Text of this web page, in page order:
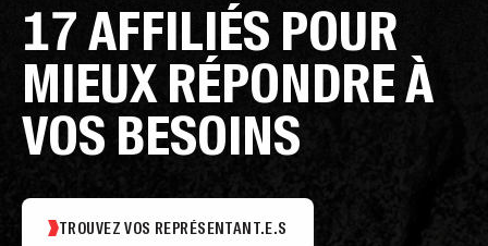
17 AFFILIÉS POUR
MIEUX RÉPONDRE À
VOS BESOINS
TROUVEZ VOS REPRÉSENTANT.E.S